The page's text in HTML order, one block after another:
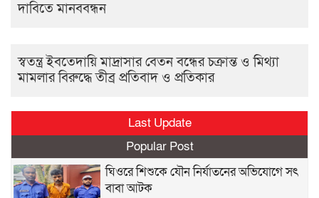
দাবিতে মানববন্ধন
স্বতন্ত্র ইবতেদায়ি মাদ্রাসার বেতন বন্ধের চক্রান্ত ও মিথ্যা
মামলার বিরুদ্ধে তীব্র প্রতিবাদ ও প্রতিকার
Last Update
Popular Post
ঘিওরে শিশুকে যৌন নির্যাতনের অভিযোগে সৎ
বাবা আটক